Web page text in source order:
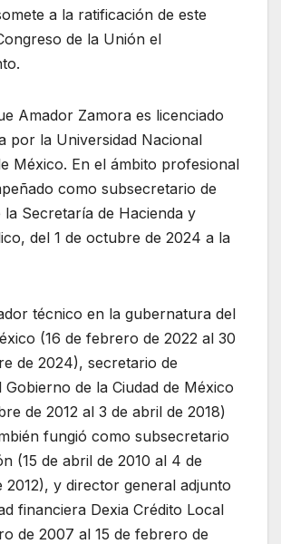
a la ratificación de este
de la Unión el
Amador Zamora es licenciado
por la Universidad Nacional
México. En el ámbito profesional
como subsecretario de
la Secretaría de Hacienda y
del 1 de octubre de 2024 a la
técnico en la gubernatura del
(16 de febrero de 2022 al 30
de 2024), secretario de
Gobierno de la Ciudad de México
de 2012 al 3 de abril de 2018)
fungió como subsecretario
(15 de abril de 2010 al 4 de
2012), y director general adjunto
financiera Dexia Crédito Local
de 2007 al 15 de febrero de